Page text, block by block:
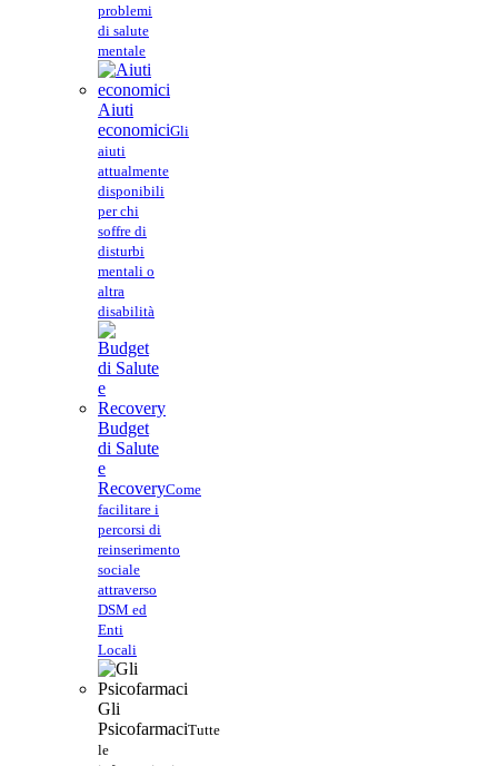
problemi
di salute
mentale
Aiuti
economiciGli
aiuti
attualmente
disponibili
per chi
soffre di
disturbi
mentali o
altra
disabilità
Budget
di Salute
e
RecoveryCome
facilitare i
percorsi di
reinserimento
sociale
attraverso
DSM ed
Enti
Locali
Gli
PsicofarmaciTutte
le